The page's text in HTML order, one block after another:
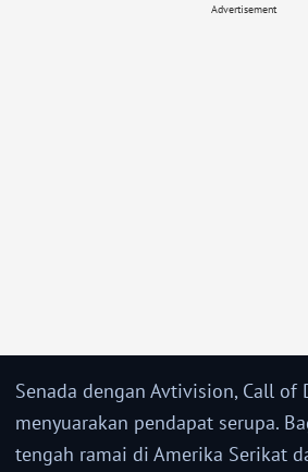
Advertisement
Senada dengan Avtivision, Call of
menyuarakan pendapat serupa.
tengah ramai di Amerika Serikat